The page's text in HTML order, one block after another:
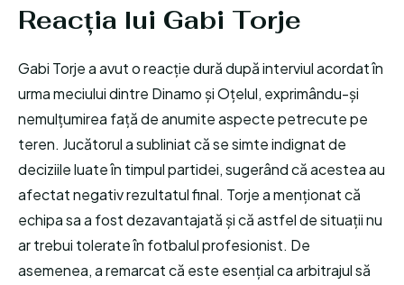
Reacția lui Gabi Torje
Gabi Torje a avut o reacție dură după interviul acordat în
urma meciului dintre Dinamo și Oțelul, exprimându-și
nemulțumirea față de anumite aspecte petrecute pe
teren. Jucătorul a subliniat că se simte indignat de
deciziile luate în timpul partidei, sugerând că acestea au
afectat negativ rezultatul final. Torje a menționat că
echipa sa a fost dezavantajată și că astfel de situații nu
ar trebui tolerate în fotbalul profesionist. De
asemenea, a remarcat că este esențial ca arbitrajul să